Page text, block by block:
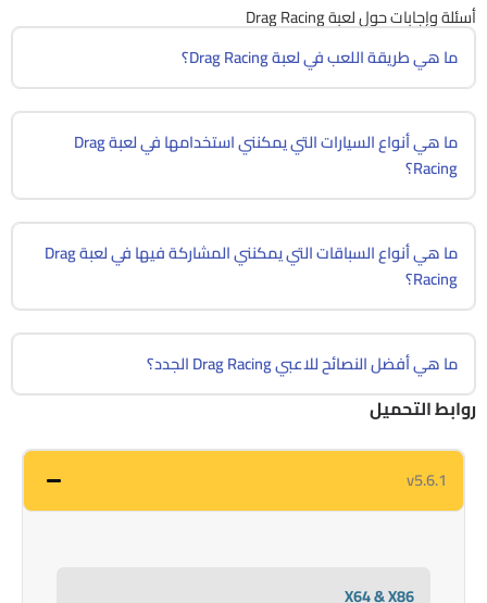
أسئلة وإجابات حول لعبة Drag Racing
ما هي طريقة اللعب في لعبة Drag Racing؟
ما هي أنواع السيارات التي يمكنني استخدامها في لعبة Drag
Racing؟
ما هي أنواع السباقات التي يمكنني المشاركة فيها في لعبة Drag
Racing؟
ما هي أفضل النصائح للاعبي Drag Racing الجدد؟
روابط التحميل
v5.6.1
X64 & X86